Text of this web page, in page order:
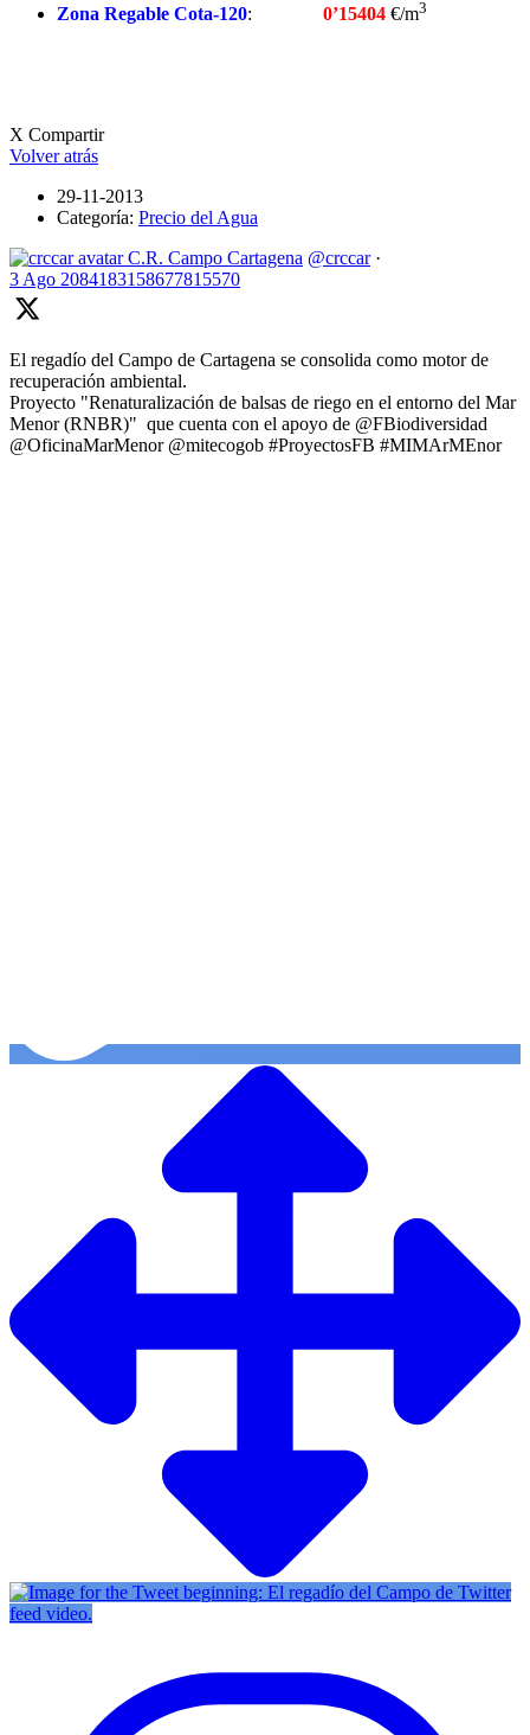
Zona Regable Cota-120: 0’15404 €/m3
X Compartir
Volver atrás
29-11-2013
Categoría: Precio del Agua
C.R. Campo Cartagena @crccar ·
3 Ago 2084183158677815570
El regadío del Campo de Cartagena se consolida como motor de
recuperación ambiental.
Proyecto "Renaturalización de balsas de riego en el entorno del Mar
Menor (RNBR)" que cuenta con el apoyo de @FBiodiversidad
@OficinaMarMenor @mitecogob #ProyectosFB #MIMArMEnor
Twitter
feed video.